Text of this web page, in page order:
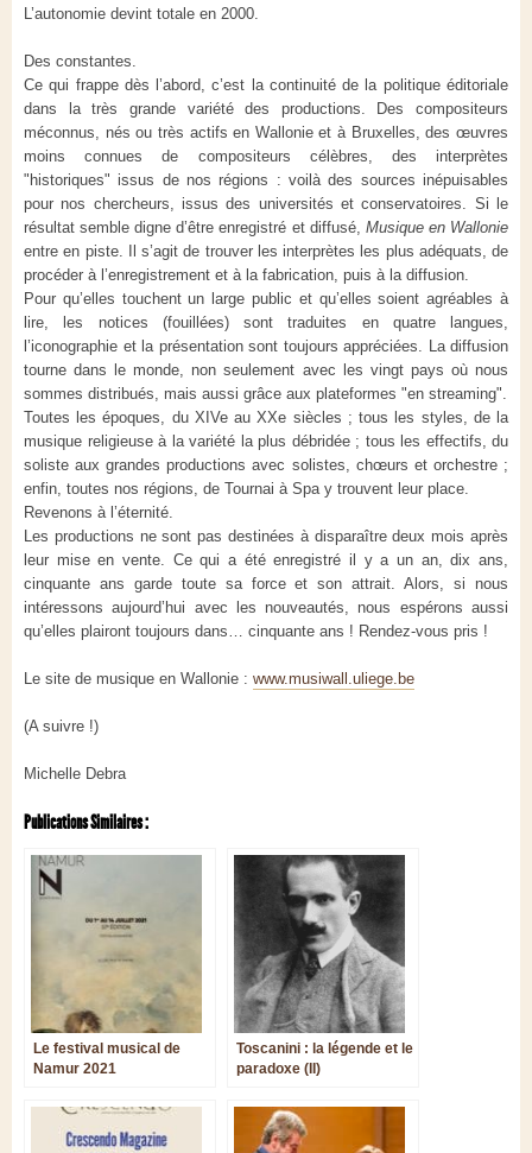
L’autonomie devint totale en 2000.
Des constantes.
Ce qui frappe dès l’abord, c’est la continuité de la politique éditoriale
dans la très grande variété des productions. Des compositeurs
méconnus, nés ou très actifs en Wallonie et à Bruxelles, des œuvres
moins connues de compositeurs célèbres, des interprètes
"historiques" issus de nos régions : voilà des sources inépuisables
pour nos chercheurs, issus des universités et conservatoires. Si le
résultat semble digne d’être enregistré et diffusé, Musique en Wallonie
entre en piste. Il s’agit de trouver les interprètes les plus adéquats, de
procéder à l’enregistrement et à la fabrication, puis à la diffusion.
Pour qu’elles touchent un large public et qu’elles soient agréables à
lire, les notices (fouillées) sont traduites en quatre langues,
l’iconographie et la présentation sont toujours appréciées. La diffusion
tourne dans le monde, non seulement avec les vingt pays où nous
sommes distribués, mais aussi grâce aux plateformes "en streaming".
Toutes les époques, du XIVe au XXe siècles ; tous les styles, de la
musique religieuse à la variété la plus débridée ; tous les effectifs, du
soliste aux grandes productions avec solistes, chœurs et orchestre ;
enfin, toutes nos régions, de Tournai à Spa y trouvent leur place.
Revenons à l’éternité.
Les productions ne sont pas destinées à disparaître deux mois après
leur mise en vente. Ce qui a été enregistré il y a un an, dix ans,
cinquante ans garde toute sa force et son attrait. Alors, si nous
intéressons aujourd’hui avec les nouveautés, nous espérons aussi
qu’elles plairont toujours dans… cinquante ans ! Rendez-vous pris !
Le site de musique en Wallonie : www.musiwall.uliege.be
(A suivre !)
Michelle Debra
Publications Similaires :
Le festival musical de
Namur 2021
Toscanini : la légende et le
paradoxe (II)